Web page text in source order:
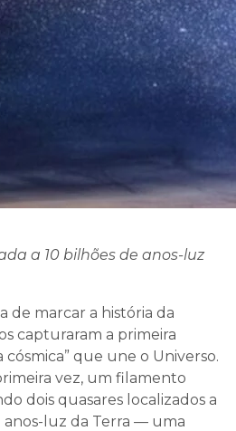
a 10 bilhões de anos-luz
de marcar a história da
capturaram a primeira
que une o Universo.
vez, um filamento
dois quasares localizados a
anos-luz da Terra — uma